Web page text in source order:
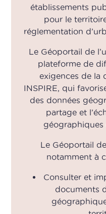
établissements
pour le
réglementation
Le Géoportail de
plateforme de
exigences de la
INSPIRE, qui
des données
partage et
géographiques
Le Géoportail
notamment à
Consulter et
documents